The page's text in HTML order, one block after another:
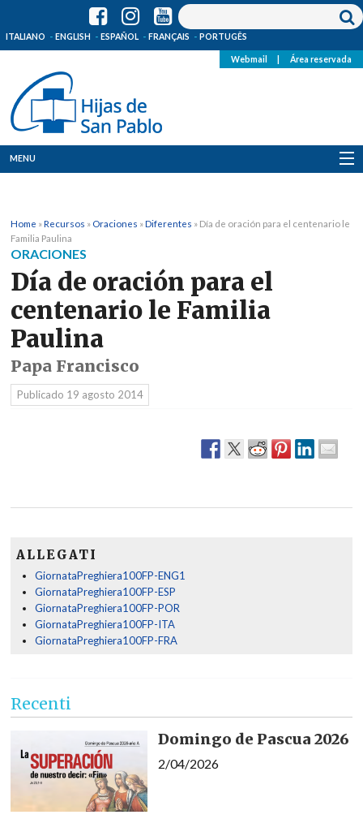
ITALIANO ENGLISH ESPAÑOL FRANÇAIS PORTUGÊS
Webmail Área reservada
MENU
Dónde estamos
Noticias
Recursos
Media
Home »Recursos » Oraciones »Diferentes » Día de oración para el centenario le
Familia Paulina
ORACIONES
Día de oración para el
centenario le Familia
Paulina
Papa Francisco
Publicado 19 agosto 2014
ALLEGATI
GiornataPreghiera100FP-ENG1
GiornataPreghiera100FP-ESP
GiornataPreghiera100FP-POR
GiornataPreghiera100FP-ITA
GiornataPreghiera100FP-FRA
Recenti
Domingo de Pascua 2026
2/04/2026